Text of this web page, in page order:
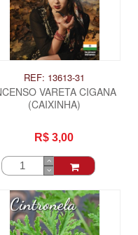
REF: 13613-31
VARETA CIGANA
(CAIXINHA)
R$ 3,00